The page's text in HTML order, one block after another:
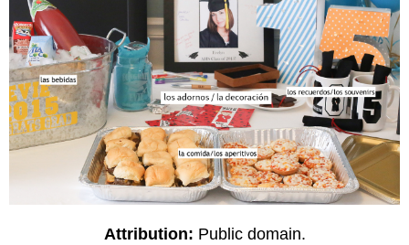
Attribution: Public domain.